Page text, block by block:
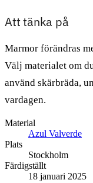
Att tänka på
Marmor förändras
Välj materialet om
använd skärbräda,
vardagen.
Material
Azul Valverde
Plats
Stockholm
Färdigställt
18 januari 2025